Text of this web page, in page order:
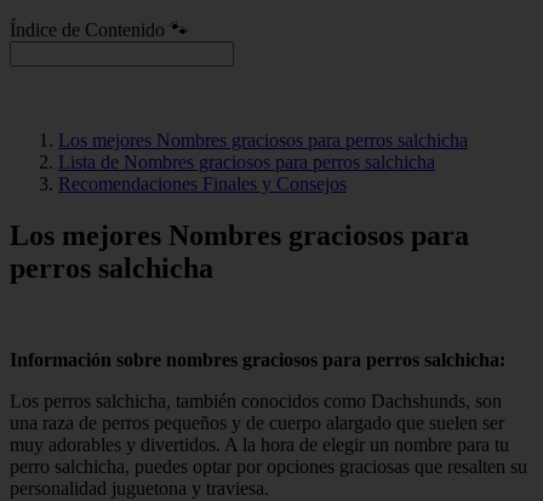
Índice de Contenido 🐾
Los mejores Nombres graciosos para perros salchicha
Lista de Nombres graciosos para perros salchicha
Recomendaciones Finales y Consejos
Los mejores Nombres graciosos para
perros salchicha
Información sobre nombres graciosos para perros salchicha:
Los perros salchicha, también conocidos como Dachshunds, son
una raza de perros pequeños y de cuerpo alargado que suelen ser
muy adorables y divertidos. A la hora de elegir un nombre para tu
perro salchicha, puedes optar por opciones graciosas que resalten su
personalidad juguetona y traviesa.